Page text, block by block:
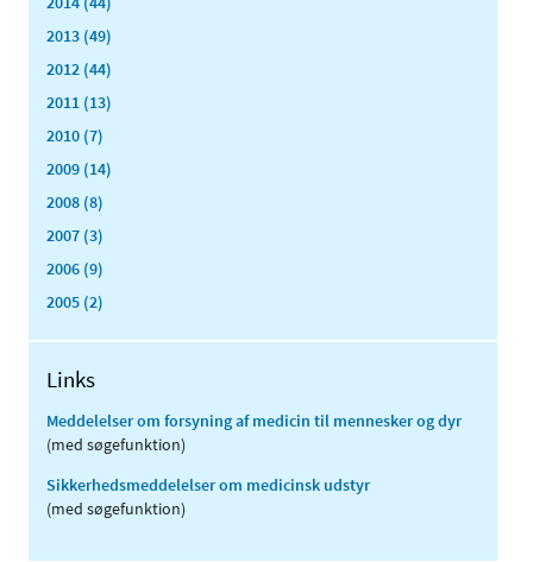
2013 (49)
2012 (44)
2011 (13)
2010 (7)
2009 (14)
2008 (8)
2007 (3)
2006 (9)
2005 (2)
Links
Meddelelser om forsyning af medicin til mennesker og dyr
(med søgefunktion)
Sikkerhedsmeddelelser om medicinsk udstyr
(med søgefunktion)